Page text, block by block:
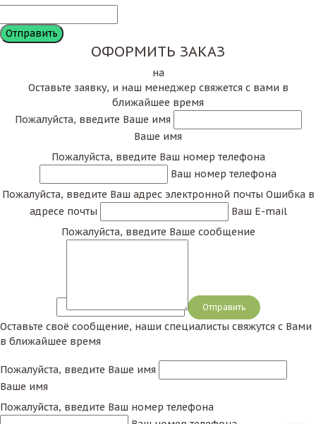
ОФОРМИТЬ ЗАКАЗ
на
Оставьте заявку, и наш менеджер свяжется с вами в
ближайшее время
Пожалуйста, введите Ваше имя
Ваше имя
Пожалуйста, введите Ваш номер телефона
Ваш номер телефона
Пожалуйста, введите Ваш адрес электронной почты Ошибка в
адресе почты
Ваш E-mail
Пожалуйста, введите Ваше сообщение
Сообщение
Оставьте своё сообщение, наши специалисты свяжутся с Вами
в ближайшее время
Пожалуйста, введите Ваше имя
Ваше имя
Пожалуйста, введите Ваш номер телефона